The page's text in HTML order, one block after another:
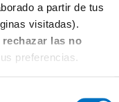
a partir de tus
visitadas).
las no
preferencias.
Fantasie
Natural Beige
28,95 €